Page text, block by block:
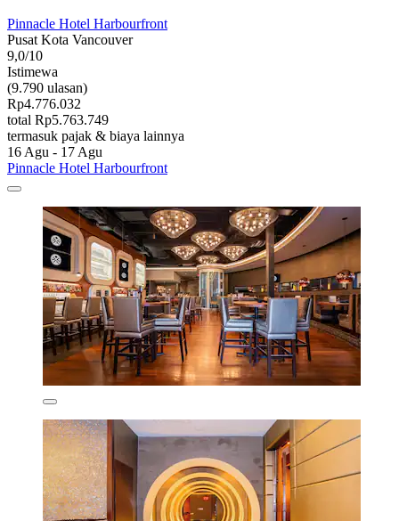
Pinnacle Hotel Harbourfront
Pusat Kota Vancouver
9,0/10
Istimewa
(9.790 ulasan)
Rp4.776.032
total Rp5.763.749
termasuk pajak & biaya lainnya
16 Agu - 17 Agu
Pinnacle Hotel Harbourfront